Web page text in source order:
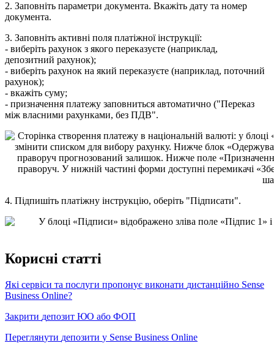
2. Заповніть параметри документа. Вкажіть дату та номер
документа.
3. Заповніть активні поля платіжної інструкції:
- виберіть рахунок з якого переказуєте (наприклад,
депозитний рахунок);
- виберіть рахунок на який переказуєте (наприклад, поточний
рахунок);
- вкажіть суму;
- призначення платежу заповниться автоматично ("Переказ
між власними рахунками, без ПДВ".
4. Підпишіть платіжну інструкцію, оберіть "Підписати".
Корисні статті
Які сервіси та послуги пропонує виконати дистанційно Sense
Business Online?
Закрити депозит ЮО або ФОП
Переглянути депозити у Sense Business Online